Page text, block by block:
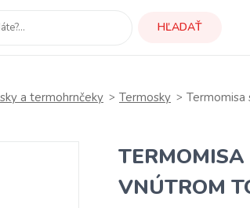
HĽADAŤ
a termohrnčeky Termosky Termomisa
VNÚTROM